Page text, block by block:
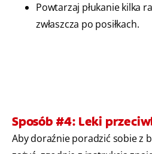
Powtarzaj płukanie kilka
zwłaszcza po posiłkach.
Sposób #4: Leki
Aby doraźnie poradzić sobie z